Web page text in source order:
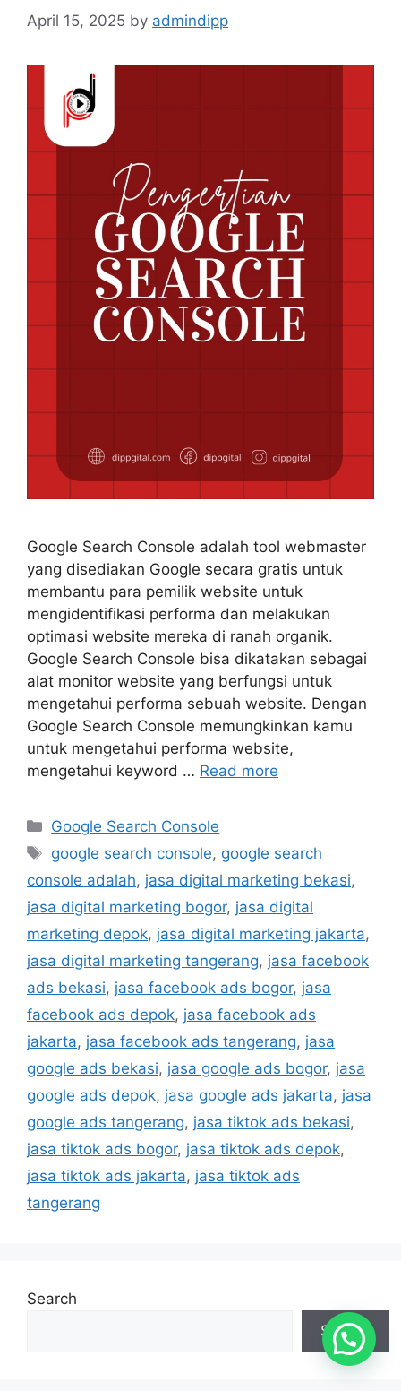
April 15, 2025 by admindipp
Google Search Console adalah tool webmaster
yang disediakan Google secara gratis untuk
membantu para pemilik website untuk
mengidentifikasi performa dan melakukan
optimasi website mereka di ranah organik.
Google Search Console bisa dikatakan sebagai
alat monitor website yang berfungsi untuk
mengetahui performa sebuah website. Dengan
Google Search Console memungkinkan kamu
untuk mengetahui performa website,
mengetahui keyword … Read more
Google Search Console
google search console, google search
console adalah, jasa digital marketing bekasi,
jasa digital marketing bogor, jasa digital
marketing depok, jasa digital marketing jakarta,
jasa digital marketing tangerang, jasa facebook
ads bekasi, jasa facebook ads bogor, jasa
facebook ads depok, jasa facebook ads
jakarta, jasa facebook ads tangerang, jasa
google ads bekasi, jasa google ads bogor, jasa
google ads depok, jasa google ads jakarta, jasa
google ads tangerang, jasa tiktok ads bekasi,
jasa tiktok ads bogor, jasa tiktok ads depok,
jasa tiktok ads jakarta, jasa tiktok ads
tangerang
Search
Search